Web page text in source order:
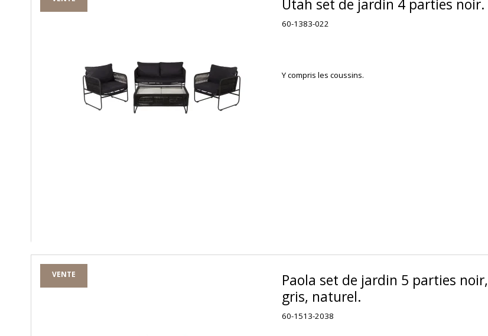
Utah set de jardin 4 parties noir.
60-1383-022
Y compris les coussins.
VENTE
Paola set de jardin 5 parties noir,
gris, naturel.
60-1513-2038